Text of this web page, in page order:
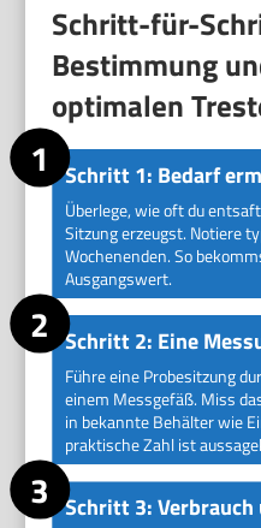
Schritt-für-
Bestimmung
optimalen
Schritt 1: Bedarf
Überlege, wie oft du
Sitzung erzeugst. Notiere
Wochenenden. So
Ausgangswert.
Schritt 2: Eine
Führe eine Probesitzung
einem Messgefäß. Miss
in bekannte Behälter wie
praktische Zahl ist
Schritt 3: Verbrauch